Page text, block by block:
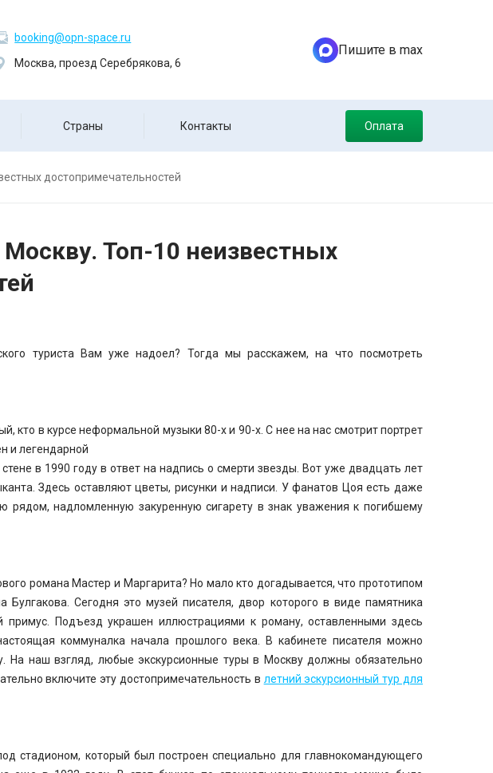
booking@opn-space.ru
Москва, проезд Серебрякова, 6
Пишите в max
Страны Контакты Оплата
достопримечательностей
Топ-10 неизвестных
туриста Вам уже надоел? Тогда мы расскажем, на что посмотреть
кто в курсе неформальной музыки 80-х и 90-х. С нее на нас смотрит портрет
и легендарной
в 1990 году в ответ на надпись о смерти звезды. Вот уже двадцать лет
Здесь оставляют цветы, рисунки и надписи. У фанатов Цоя есть даже
рядом, надломленную закуренную сигарету в знак уважения к погибшему
романа Мастер и Маргарита? Но мало кто догадывается, что прототипом
Булгакова. Сегодня это музей писателя, двор которого в виде памятника
Подъезд украшен иллюстрациями к роману, оставленными здесь
коммуналка начала прошлого века. В кабинете писателя можно
На наш взгляд, любые экскурсионные туры в Москву должны обязательно
включите эту достопримечательность в летний эскурсионный тур для
стадионом, который был построен специально для главнокомандующего